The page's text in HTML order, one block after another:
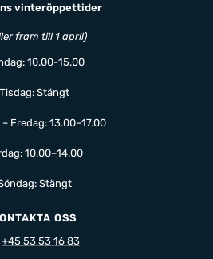
vinteröppettider
fram till 1 april)
10.00-15.00
Tisdag: Stängt
Fredag: 13.00–17.00
10.00–14.00
Stängt
OSS
+45 53 53 16 83